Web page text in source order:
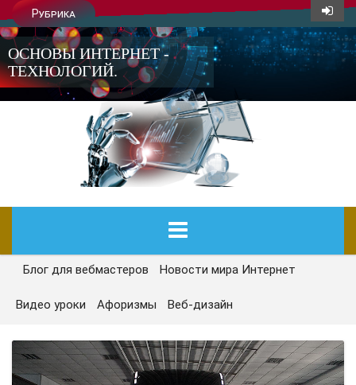
Рубрика
ОСНОВЫ ИНТЕРНЕТ -
ТЕХНОЛОГИЙ.
ГЛАВНАЯ
СЕГОДНЯ
НОВОСТИ
Блог для вебмастеров Новости мира Интернет
Видео уроки Афоризмы Веб-дизайн